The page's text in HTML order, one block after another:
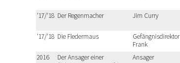
'17/'18 Der Regenmacher Jim Curry
'17/'18 Die Fledermaus
Gefängnisdirektor
Frank
2016
Der Ansager einer
Ansager